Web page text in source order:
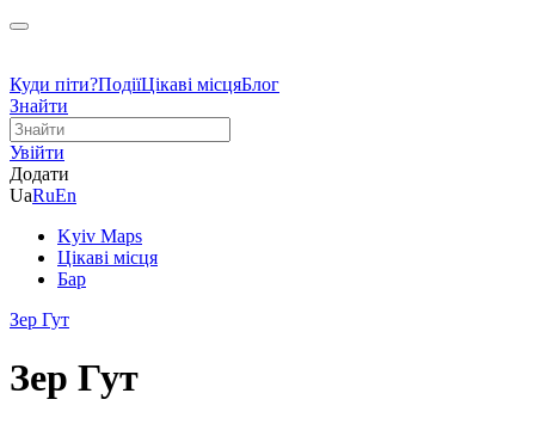
Куди піти?ПодіїЦікаві місцяБлог
Знайти
Увійти
Додати
UaRuEn
Kyiv Maps
Цікаві місця
Бар
Зер Гут
Зер Гут